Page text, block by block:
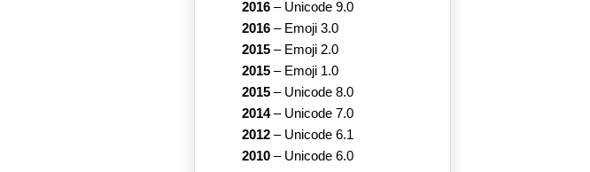
2016 – Unicode 9.0
2016 – Emoji 3.0
2015 – Emoji 2.0
2015 – Emoji 1.0
2015 – Unicode 8.0
2014– Unicode 7.0
2012 – Unicode 6.1
2010 – Unicode 6.0